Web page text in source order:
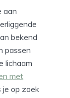
aan
bekend
passen
lichaam
met
je op zoek